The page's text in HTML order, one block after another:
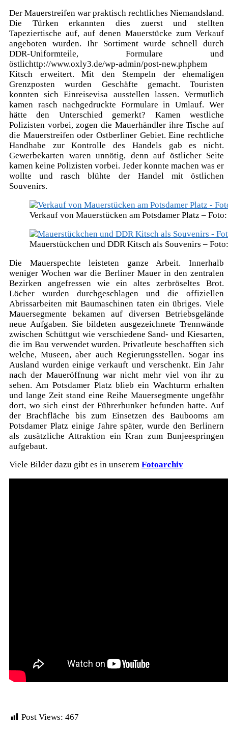
Der Mauerstreifen war praktisch rechtliches Niemandsland.
Die Türken erkannten dies zuerst und stellten
Tapeziertische auf, auf denen Mauerstücke zum Verkauf
angeboten wurden. Ihr Sortiment wurde schnell durch
DDR-Uniformteile, Formulare und
östlichttp://www.oxly3.de/wp-admin/post-new.phphem
Kitsch erweitert. Mit den Stempeln der ehemaligen
Grenzposten wurden Geschäfte gemacht. Touristen
konnten sich Einreisevisa ausstellen lassen. Vermutlich
kamen rasch nachgedruckte Formulare in Umlauf. Wer
hätte den Unterschied gemerkt? Kamen westliche
Polizisten vorbei, zogen die Mauerhändler ihre Tische auf
die Mauerstreifen oder Ostberliner Gebiet. Eine rechtliche
Handhabe zur Kontrolle des Handels gab es nicht.
Gewerbekarten waren unnötig, denn auf östlicher Seite
kamen keine Polizisten vorbei. Jeder konnte machen was er
wollte und rasch blühte der Handel mit östlichen
Souvenirs.
Verkauf von Mauerstücken am Potsdamer Platz –
Mauerstückchen und DDR Kitsch als Souvenirs –
Die Mauerspechte leisteten ganze Arbeit. Innerhalb
weniger Wochen war die Berliner Mauer in den zentralen
Bezirken angefressen wie ein altes zerbröseltes Brot.
Löcher wurden durchgeschlagen und die offiziellen
Abrissarbeiten mit Baumaschinen taten ein übriges. Viele
Mauersegmente bekamen auf diversen Betriebsgelände
neue Aufgaben. Sie bildeten ausgezeichnete Trennwände
zwischen Schüttgut wie verschiedene Sand- und Kiesarten,
die im Bau verwendet wurden. Privatleute beschafften sich
welche, Museen, aber auch Regierungsstellen. Sogar ins
Ausland wurden einige verkauft und verschenkt. Ein Jahr
nach der Maueröffnung war nicht mehr viel von ihr zu
sehen. Am Potsdamer Platz blieb ein Wachturm erhalten
und lange Zeit stand eine Reihe Mauersegmente ungefähr
dort, wo sich einst der Führerbunker befunden hatte. Auf
der Brachfläche bis zum Einsetzen des Baubooms am
Potsdamer Platz einige Jahre später, wurde den Berlinern
als zusätzliche Attraktion ein Kran zum Bunjeespringen
aufgebaut.
Viele Bilder dazu gibt es in unserem Fotoarchiv
Post Views: 467